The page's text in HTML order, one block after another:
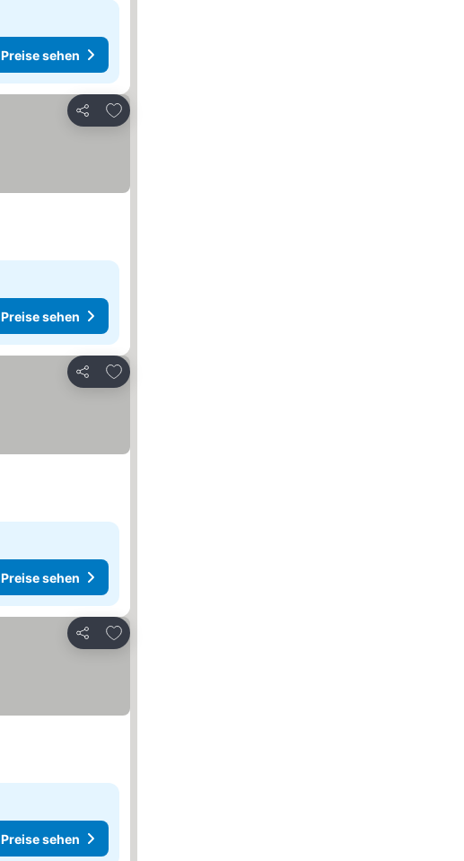
Preise sehen
Teilen
Zu Favoriten hinzufügen
Preise sehen
Teilen
Zu Favoriten hinzufügen
Preise sehen
Teilen
Zu Favoriten hinzufügen
Preise sehen